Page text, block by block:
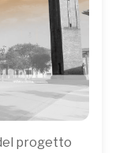
progetto